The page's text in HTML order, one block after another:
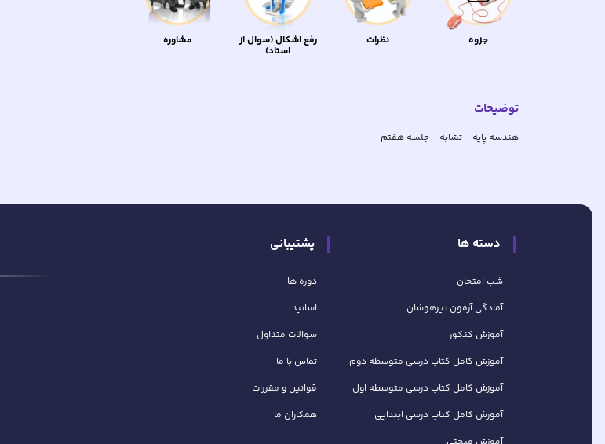
جزوه نظرات رفع اشکال (سوال از
استاد)
مشاوره
توضیحات
هندسه پایه - تشابه - جلسه هفتم
دسته ها
شب امتحان
آمادگی آزمون تیزهوشان
آموزش کنکور
آموزش کامل کتاب‌ درسی متوسطه دوم
آموزش کامل کتاب‌ درسی متوسطه اول
آموزش کامل کتاب درسی ابتدایی
پشتیبانی
دوره ها
اساتید
سوالات متداول
تماس با ما
قوانین و مقررات
همکاران ما